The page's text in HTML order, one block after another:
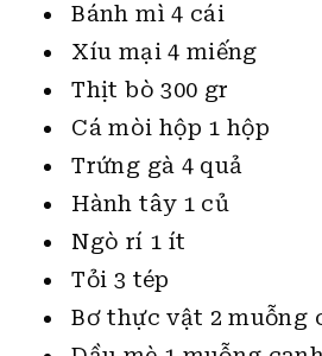
Nguyên liệu làm Bánh mì
cẩm
Cho 2 người
Bánh mì 4 cái
Xíu mại 4 miếng
Thịt bò 300 gr
Cá mòi hộp 1 hộp
Trứng gà 4 quả